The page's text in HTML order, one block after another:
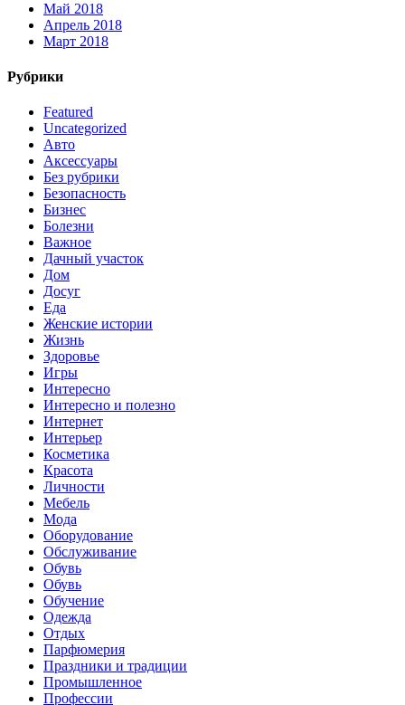
Май 2018
Апрель 2018
Март 2018
Рубрики
Featured
Uncategorized
Авто
Аксессуары
Без рубрики
Безопасность
Бизнес
Болезни
Важное
Дачный участок
Дом
Досуг
Еда
Женские истории
Жизнь
Здоровье
Игры
Интересно
Интересно и полезно
Интернет
Интерьер
Косметика
Красота
Личности
Мебель
Мода
Оборудование
Обслуживание
Обувь
Обувь
Обучение
Одежда
Отдых
Парфюмерия
Праздники и традиции
Промышленное
Профессии